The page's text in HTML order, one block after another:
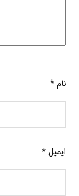
نام*
ایمیل*